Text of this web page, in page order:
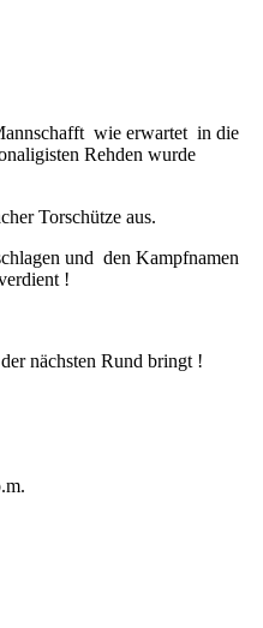
wie erwartet in die
Rehden wurde
Torschütze aus.
und den Kampfnamen
!
nächsten Rund bringt !